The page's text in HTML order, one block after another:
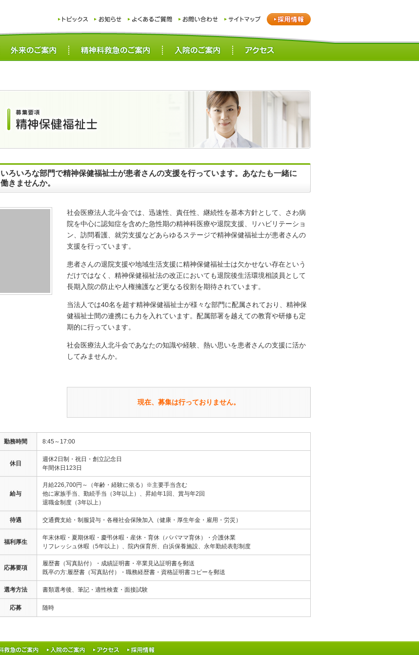
いろいろな部門で精神保健福祉士が患者さんの支援を行っています。あなたも一緒に
働きませんか。
社会医療法人北斗会では、迅速性、責任性、継続性を基本方針として、さわ病
院を中心に認知症を含めた急性期の精神科医療や退院支援、リハビリテーショ
ン、訪問看護、就労支援などあらゆるステージで精神保健福祉士が患者さんの
支援を行っています。
患者さんの退院支援や地域生活支援に精神保健福祉士は欠かせない存在という
だけではなく、精神保健福祉法の改正においても退院後生活環境相談員として
長期入院の防止や人権擁護など更なる役割を期待されています。
当法人では40名を超す精神保健福祉士が様々な部門に配属されており、精神保
健福祉士間の連携にも力を入れています。配属部署を越えての教育や研修も定
期的に行っています。
社会医療法人北斗会であなたの知識や経験、熱い思いを患者さんの支援に活か
してみませんか。
現在、募集は行っておりません。
勤務時間 8:45～17:00
休日
週休2日制・祝日・創立記念日
年間休日123日
給与
月給226,700円～（年齢・経験に依る）※主要手当含む
他に家族手当、勤続手当（3年以上）、昇給年1回、賞与年2回
退職金制度（3年以上）
待遇 交通費支給・制服貸与・各種社会保険加入（健康・厚生年金・雇用・労災）
福利厚生
年末休暇・夏期休暇・慶弔休暇・産休・育休（パパママ育休）・介護休業
リフレッシュ休暇（5年以上）、院内保育所、白浜保養施設、永年勤続表彰制度
応募要項
履歴書（写真貼付）・成績証明書・卒業見込証明書を郵送
既卒の方:履歴書（写真貼付）・職務経歴書・資格証明書コピーを郵送
選考方法 書類選考後、筆記・適性検査・面接試験
応募 随時